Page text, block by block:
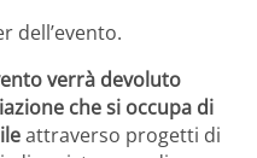
dell’evento.
verrà devoluto
che si occupa di
attraverso progetti di